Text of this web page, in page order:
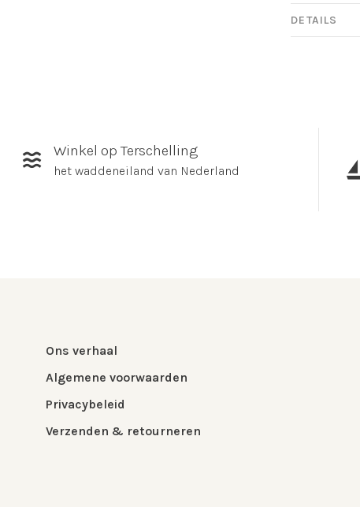
DETAILS
Winkel op Terschelling
het waddeneiland van Nederland
Ons verhaal
Algemene voorwaarden
Privacybeleid
Verzenden & retourneren